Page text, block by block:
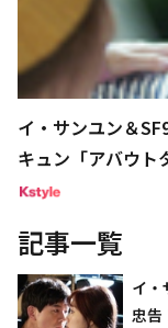
イ・サンユン＆
キュン「アバウト
像が公開
記事一覧
イ・
忠告